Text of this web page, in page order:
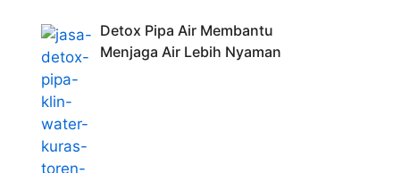
Detox Pipa Air Membantu
Menjaga Air Lebih Nyaman